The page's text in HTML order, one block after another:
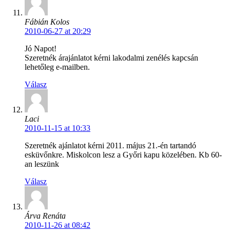
Fábián Kolos
2010-06-27 at 20:29
Jó Napot!
Szeretnék árajánlatot kérni lakodalmi zenélés kapcsán
lehetőleg e-mailben.
Válasz
Laci
2010-11-15 at 10:33
Szeretnék ajánlatot kérni 2011. május 21.-én tartandó
esküvőnkre. Miskolcon lesz a Győri kapu közelében. Kb 60-
an leszünk
Válasz
Árva Renáta
2010-11-26 at 08:42